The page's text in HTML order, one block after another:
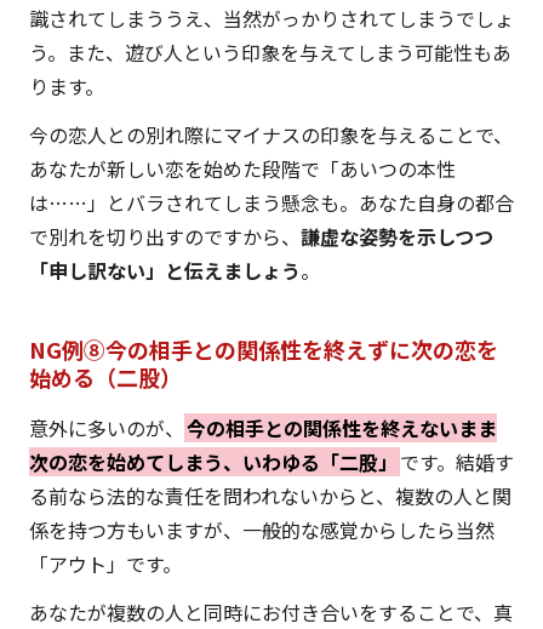
識されてしまううえ、当然がっかりされてしまうでしょ
う。また、遊び人という印象を与えてしまう可能性もあ
ります。
今の恋人との別れ際にマイナスの印象を与えることで、
あなたが新しい恋を始めた段階で「あいつの本性
は……」とバラされてしまう懸念も。あなた自身の都合
で別れを切り出すのですから、 謙虚な姿勢を示しつつ
「申し訳ない」と伝えましょう。
NG例⑧今の相手との関係性を終えずに次の恋を
始める（二股）
意外に多いのが、 今の相手との関係性を終えないまま
次の恋を始めてしまう、いわゆる「二股」 です。結婚す
る前なら法的な責任を問われないからと、複数の人と関
係を持つ方もいますが、一般的な感覚からしたら当然
「アウト」です。
あなたが複数の人と同時にお付き合いをすることで、真